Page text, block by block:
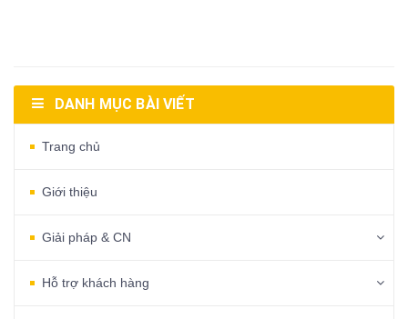
DANH MỤC BÀI VIẾT
Trang chủ
Giới thiệu
Giải pháp & CN
Hỗ trợ khách hàng